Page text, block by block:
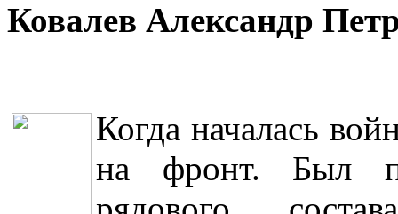
Ковалев Александр
Когда началась
на фронт. Был